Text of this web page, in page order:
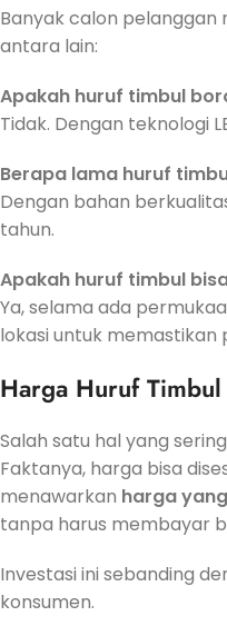
Banyak calon pelanggan
antara lain:
Apakah huruf timbul
Tidak. Dengan teknologi
Berapa lama huruf
Dengan bahan
tahun.
Apakah huruf timbul
Ya, selama ada
lokasi untuk memastikan
Harga Huruf
Salah satu hal yang
Faktanya, harga bisa
menawarkan harga
tanpa harus membayar
Investasi ini sebanding
konsumen.